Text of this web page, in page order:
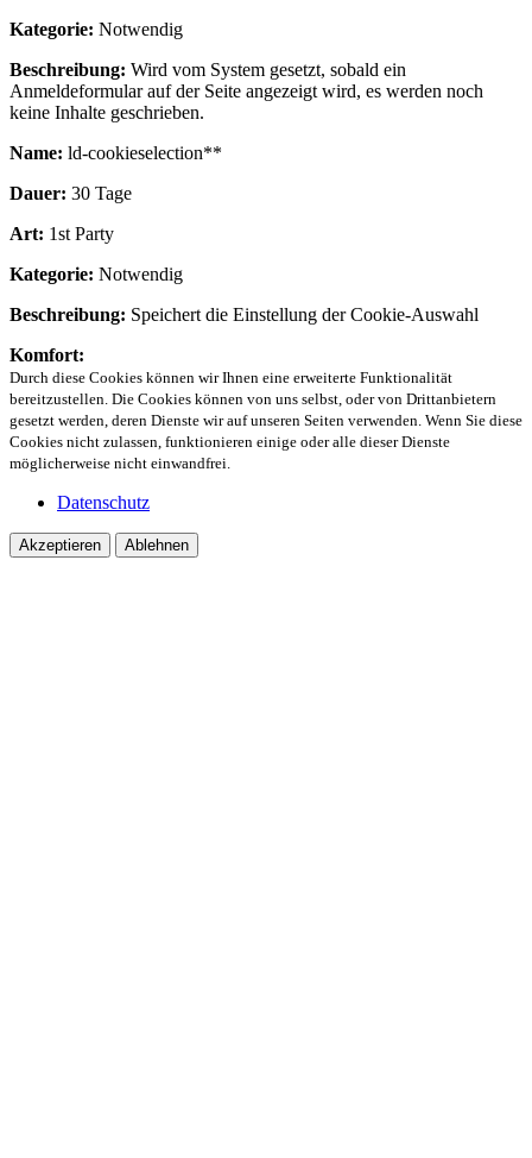
Kategorie: Notwendig
Beschreibung: Wird vom System gesetzt, sobald ein
Anmeldeformular auf der Seite angezeigt wird, es werden noch
keine Inhalte geschrieben.
Name: ld-cookieselection**
Dauer: 30 Tage
Art: 1st Party
Kategorie: Notwendig
Beschreibung: Speichert die Einstellung der Cookie-Auswahl
Komfort:
Durch diese Cookies können wir Ihnen eine erweiterte Funktionalität
bereitzustellen. Die Cookies können von uns selbst, oder von Drittanbietern
gesetzt werden, deren Dienste wir auf unseren Seiten verwenden. Wenn Sie diese
Cookies nicht zulassen, funktionieren einige oder alle dieser Dienste
möglicherweise nicht einwandfrei.
Datenschutz
Akzeptieren Ablehnen